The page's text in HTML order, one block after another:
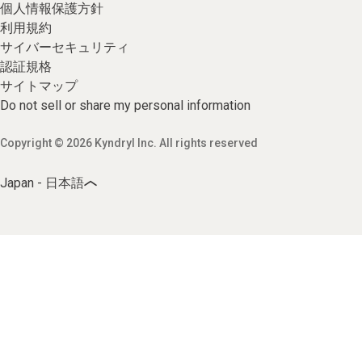
個人情報保護方針
利用規約
サイバーセキュリティ
認証規格
サイトマップ
Do not sell or share my personal information
Copyright © 2026 Kyndryl Inc. All rights reserved
Japan - 日本語